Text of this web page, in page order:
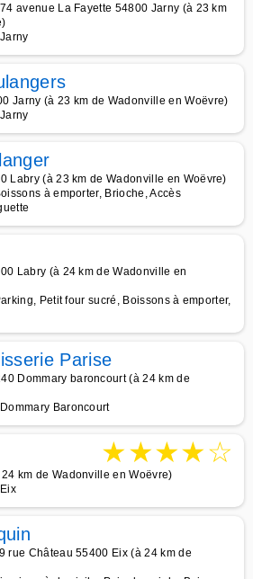
avenue La Fayette 54800 Jarny (à 23 km
Jarny (à 23 km de Wadonville en Woëvre)
Labry (à 23 km de Wadonville en Woëvre)
à emporter, Brioche, Accès
Labry (à 24 km de Wadonville en
Petit four sucré, Boissons à emporter,
Parise
Dommary baroncourt (à 24 km de
Baroncourt
★★★★☆
km de Wadonville en Woëvre)
rue Château 55400 Eix (à 24 km de